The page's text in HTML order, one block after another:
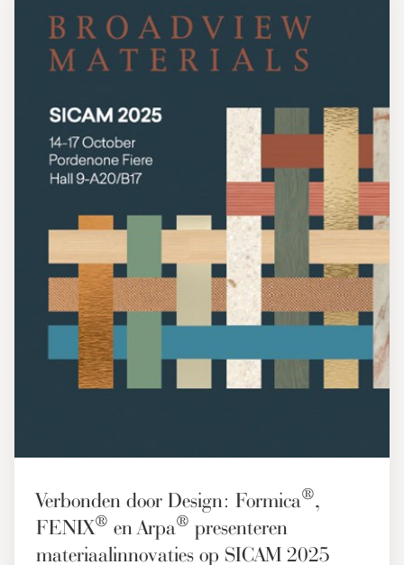
Verbonden door Design: Formica®,
FENIX® en Arpa® presenteren
materiaalinnovaties op SICAM 2025